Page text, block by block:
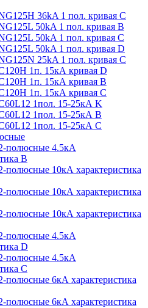
36kA 1 пол. кривая C
50kA 1 пол. кривая B
50kA 1 пол. кривая C
50kA 1 пол. кривая D
25kA 1 пол. кривая C
1п. 15кА кривая D
1п. 15кА кривая В
1п. 15кА кривая С
1пол. 15-25кА K
1пол. 15-25кА В
1пол. 15-25кА С
полюсные 4.5кА
В
полюсные 10кА характеристика
полюсные 10кА характеристика
полюсные 10кА характеристика
полюсные 4.5кА
D
полюсные 4.5кА
С
полюсные 6кА характеристика
полюсные 6кА характеристика